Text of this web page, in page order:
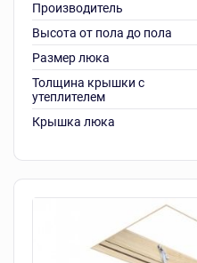
Производитель
Высота от пола до пола
Размер люка
Толщина крышки с
утеплителем
Крышка люка